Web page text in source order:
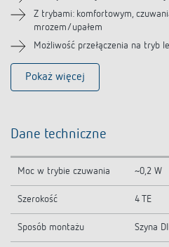
Z trybami: komfortowym,
mrozem/upałem
Możliwość przełączenia na tryb
Pokaż więcej
Dane techniczne
Moc w trybie czuwania ~0,2 W
Szerokość 4 TE
Sposób montażu Szyna